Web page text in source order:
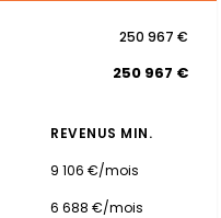
250 967 €
250 967 €
REVENUS MIN.
9 106 €/mois
6 688 €/mois